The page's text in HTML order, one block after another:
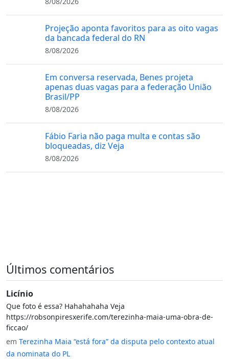
Projeção aponta favoritos para as oito vagas
da bancada federal do RN
8/08/2026
Em conversa reservada, Benes projeta
apenas duas vagas para a federação União
Brasil/PP
8/08/2026
Fábio Faria não paga multa e contas são
bloqueadas, diz Veja
8/08/2026
Últimos comentários
Licínio
Que foto é essa? Hahahahaha Veja
https://robsonpiresxerife.com/terezinha-maia-uma-obra-de-
ficcao/
em Terezinha Maia “está fora” da disputa pelo contexto atual
da nominata do PL